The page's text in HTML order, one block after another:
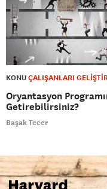
KONUÇALIŞANLARI
Oryantasyon
Getirebilirsiniz?
Başak Tecer